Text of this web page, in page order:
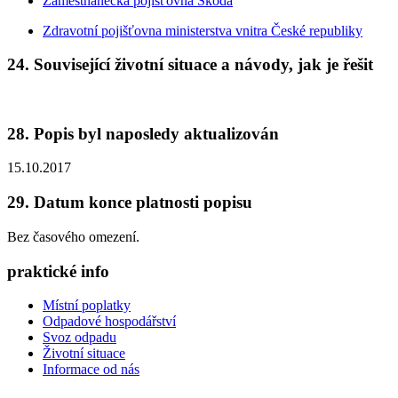
Zdravotní pojišťovna ministerstva vnitra České republiky
24. Související životní situace a návody, jak je řešit
28. Popis byl naposledy aktualizován
15.10.2017
29. Datum konce platnosti popisu
Bez časového omezení.
praktické info
Místní poplatky
Odpadové hospodářství
Svoz odpadu
Životní situace
Informace od nás